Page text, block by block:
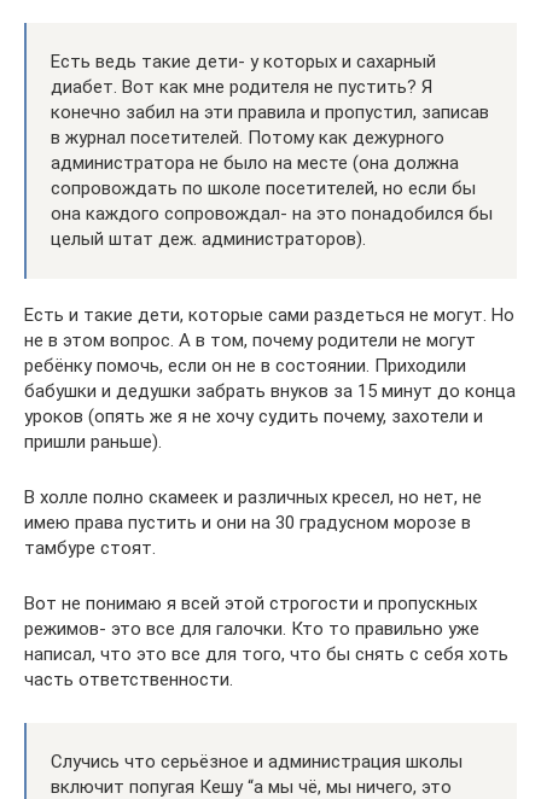
Есть ведь такие дети- у которых и сахарный
диабет. Вот как мне родителя не пустить? Я
конечно забил на эти правила и пропустил, записав
в журнал посетителей. Потому как дежурного
администратора не было на месте (она должна
сопровождать по школе посетителей, но если бы
она каждого сопровождал- на это понадобился бы
целый штат деж. администраторов).
Есть и такие дети, которые сами раздеться не могут. Но
не в этом вопрос. А в том, почему родители не могут
ребёнку помочь, если он не в состоянии. Приходили
бабушки и дедушки забрать внуков за 15 минут до конца
уроков (опять же я не хочу судить почему, захотели и
пришли раньше).
В холле полно скамеек и различных кресел, но нет, не
имею права пустить и они на 30 градусном морозе в
тамбуре стоят.
Вот не понимаю я всей этой строгости и пропускных
режимов- это все для галочки. Кто то правильно уже
написал, что это все для того, что бы снять с себя хоть
часть ответственности.
Случись что серьёзное и администрация школы
включит попугая Кешу “а мы чё, мы ничего, это